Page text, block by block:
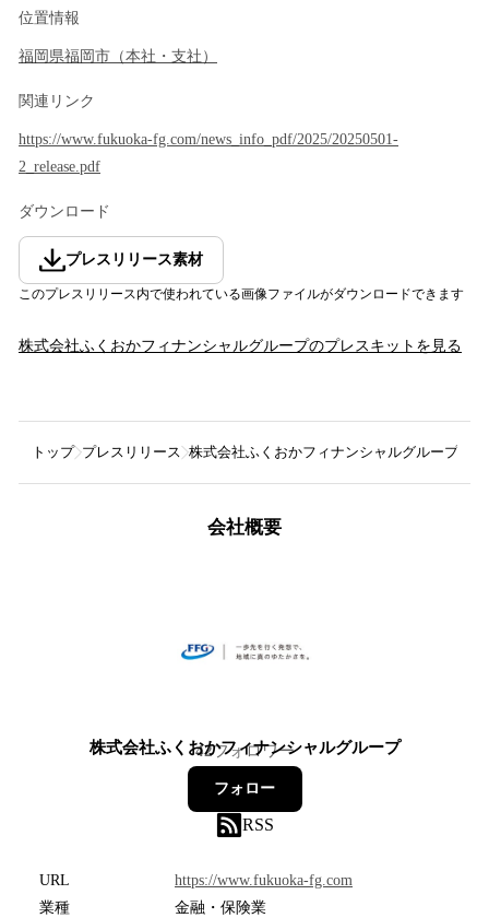
位置情報
福岡県福岡市 （本社・支社 ）
関連リンク
https://www.fukuoka-fg.com/news_info_pdf/2025/20250501-
2_release.pdf
ダウンロード
プレスリリース素材
このプレスリリース内で使われている画像ファイルがダウンロードできます
株式会社ふくおかフィナンシャルグループのプレスキットを見る
トップ プレスリリース 株式会社ふくおかフィナンシャルグループ
会社概要
株式会社ふくおかフィナンシャルグループ
42フォロワー
フォロー
RSS
URL
https://www.fukuoka-fg.com
業種
金融・保険業